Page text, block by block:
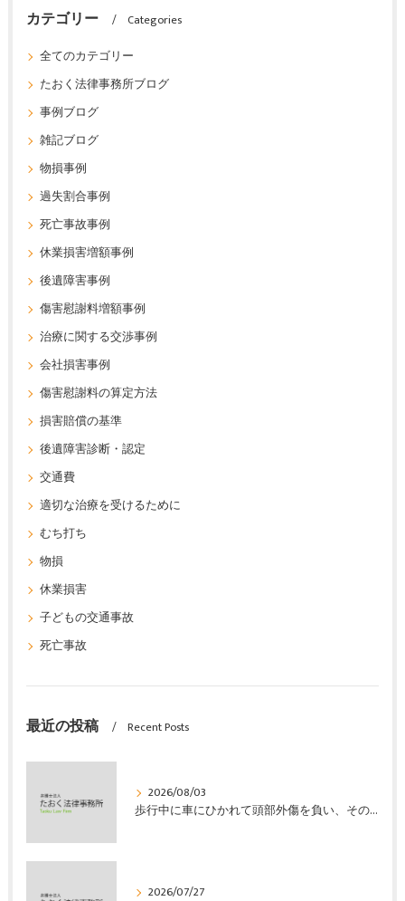
カテゴリー
Categories
全てのカテゴリー
たおく法律事務所ブログ
事例ブログ
雑記ブログ
物損事例
過失割合事例
死亡事故事例
休業損害増額事例
後遺障害事例
傷害慰謝料増額事例
治療に関する交渉事例
会社損害事例
傷害慰謝料の算定方法
損害賠償の基準
後遺障害診断・認定
交通費
適切な治療を受けるために
むち打ち
物損
休業損害
子どもの交通事故
死亡事故
最近の投稿 Recent Posts
2026/08/03
歩行中に車にひかれて頭部外傷を負い、その４か月後に亡くなり、死亡部分も含めて裁判所の基準で損害賠償金を獲得した事案｜たおく法律事務所
2026/07/27